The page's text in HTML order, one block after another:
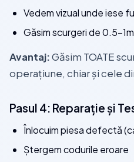
Vedem vizual unde iese
Găsim scurgeri de 0.5-
Avantaj:Găsim TOATE
operațiune, chiar și cele
Pasul 4: Reparație și
Înlocuim piesa defectă
Ștergem codurile eroare